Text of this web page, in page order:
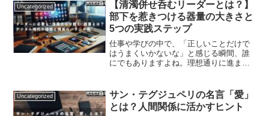
Uncategorized
【清濁併せ呑むリーダーとは？】
部下を惹きつける器量の大きさと
5つの実践ステップ
仕事や学びの中で、「正しいことだけで
はうまくいかないな」と感じる瞬間、誰
にでもありますよね。理想通りに進まな
せん。まさ私もマネジメントに携わり始
めた頃は意気揚々と正義に...
Uncategorized
サン・テグジュペリの名言「愛」
とは？人間関係に活かすヒント